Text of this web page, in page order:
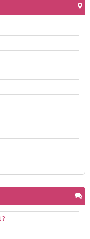
?